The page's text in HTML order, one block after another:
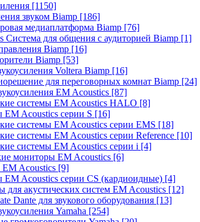
[1150]
звуком Biamp [186]
медиаплатформа Biamp [76]
Система для общения с аудиторией Biamp [1]
Biamp [16]
Biamp [53]
Voltera Biamp [16]
для переговорных комнат Biamp [24]
EM Acoustics [87]
системы EM Acoustics HALO [8]
EM Acoustics серии S [16]
системы EM Acoustics серии EMS [18]
системы EM Acoustics серии Reference [10]
системы EM Acoustics серии i [4]
мониторы EM Acoustics [6]
Acoustics [9]
EM Acoustics серии CS (кардиоидные) [4]
для акустических систем EM Acoustics [12]
Dante для звукового оборудования [13]
Yamaha [254]